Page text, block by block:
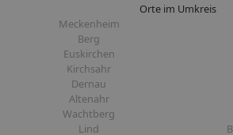
Orte im Umkreis
Meckenheim
Berg
Euskirchen
Kirchsahr
Dernau
Altenahr
Wachtberg
Lind